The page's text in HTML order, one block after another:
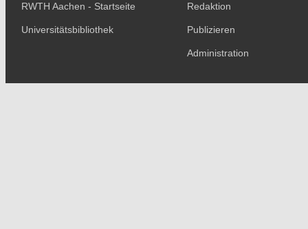
RWTH Aachen - Startseite
Universitätsbibliothek
Redaktion
Publizieren
Administration